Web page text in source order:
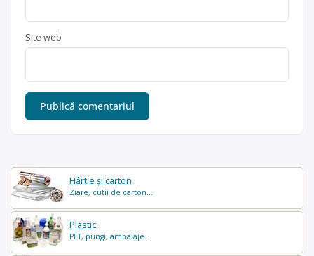
Hârtie și carton
Ziare, cutii de carton...
Plastic
PET, pungi, ambalaje...
Site web